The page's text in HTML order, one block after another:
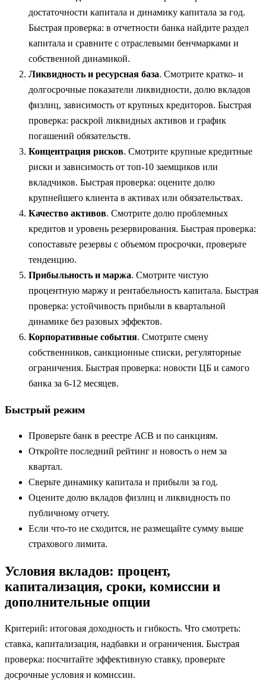
достаточности капитала и динамику капитала за год.
Быстрая проверка: в отчетности банка найдите раздел
капитала и сравните с отраслевыми бенчмарками и
собственной динамикой.
Ликвидность и ресурсная база. Смотрите кратко- и
долгосрочные показатели ликвидности, долю вкладов
физлиц, зависимость от крупных кредиторов. Быстрая
проверка: раскрой ликвидных активов и график
погашений обязательств.
Концентрация рисков. Смотрите крупные кредитные
риски и зависимость от топ-10 заемщиков или
вкладчиков. Быстрая проверка: оцените долю
крупнейшего клиента в активах или обязательствах.
Качество активов. Смотрите долю проблемных
кредитов и уровень резервирования. Быстрая проверка:
сопоставьте резервы с объемом просрочки, проверьте
тенденцию.
Прибыльность и маржа. Смотрите чистую
процентную маржу и рентабельность капитала. Быстрая
проверка: устойчивость прибыли в квартальной
динамике без разовых эффектов.
Корпоративные события. Смотрите смену
собственников, санкционные списки, регуляторные
ограничения. Быстрая проверка: новости ЦБ и самого
банка за 6-12 месяцев.
Быстрый режим
Проверьте банк в реестре АСВ и по санкциям.
Откройте последний рейтинг и новость о нем за
квартал.
Сверьте динамику капитала и прибыли за год.
Оцените долю вкладов физлиц и ликвидность по
публичному отчету.
Если что-то не сходится, не размещайте сумму выше
страхового лимита.
Условия вкладов: процент,
капитализация, сроки, комиссии и
дополнительные опции
Критерий: итоговая доходность и гибкость. Что смотреть:
ставка, капитализация, надбавки и ограничения. Быстрая
проверка: посчитайте эффективную ставку, проверьте
досрочные условия и комиссии.